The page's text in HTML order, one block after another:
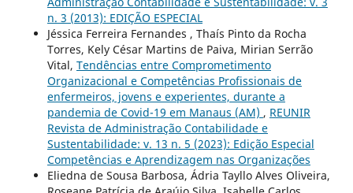
n. 3 (2013): EDIÇÃO ESPECIAL
Jéssica Ferreira Fernandes , Thaís Pinto da Rocha
Torres, Kely César Martins de Paiva, Mirian Serrão
Vital, Tendências entre Comprometimento
Organizacional e Competências Profissionais de
enfermeiros, jovens e experientes, durante a
pandemia de Covid-19 em Manaus (AM) , REUNIR
Revista de Administração Contabilidade e
Sustentabilidade: v. 13 n. 5 (2023): Edição Especial
Competências e Aprendizagem nas Organizações
Eliedna de Sousa Barbosa, Ádria Tayllo Alves Oliveira,